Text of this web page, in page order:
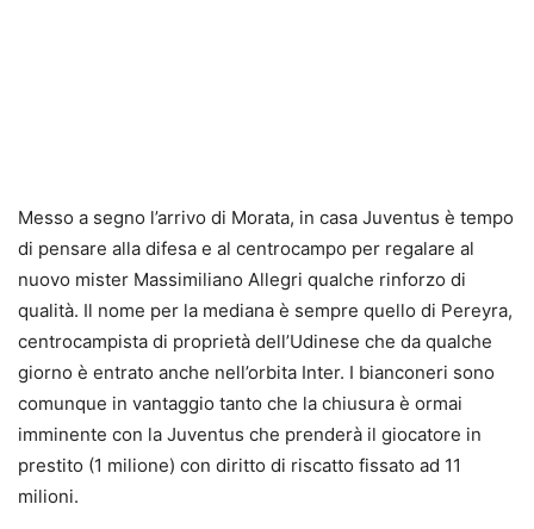
Messo a segno l’arrivo di Morata, in casa Juventus è tempo
di pensare alla difesa e al centrocampo per regalare al
nuovo mister Massimiliano Allegri qualche rinforzo di
qualità. Il nome per la mediana è sempre quello di Pereyra,
centrocampista di proprietà dell’Udinese che da qualche
giorno è entrato anche nell’orbita Inter. I bianconeri sono
comunque in vantaggio tanto che la chiusura è ormai
imminente con la Juventus che prenderà il giocatore in
prestito (1 milione) con diritto di riscatto fissato ad 11
milioni.